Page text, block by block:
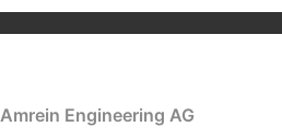
Amrein Engineering AG